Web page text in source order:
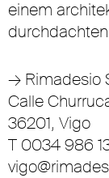
einem
→ Rimadesio
Calle
36201, Vigo
T 0034 986